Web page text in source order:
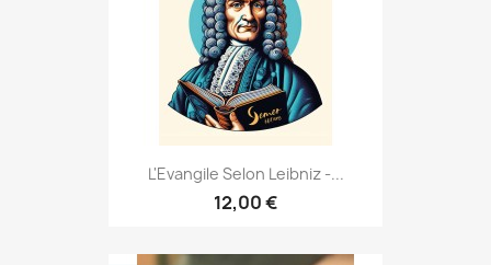
L'Evangile Selon Leibniz -...
12,00 €